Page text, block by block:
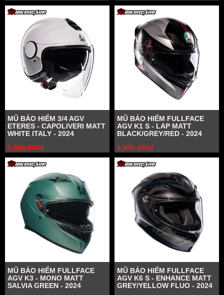
MŨ BẢO HIỂM 3/4 AGV
ETERES - CAPOLIVERI MATT
WHITE ITALY - 2024
5,000,000đ
MŨ BẢO HIỂM FULLFACE
AGV K1 S - LAP MATT
BLACK/GREY/RED - 2024
6,900,000đ
MŨ BẢO HIỂM FULLFACE
AGV K3 - MONO MATT
SALVIA GREEN - 2024
MŨ BẢO HIỂM FULLFACE
AGV K6 S - ENHANCE MATT
GREY/YELLOW FLUO - 2024